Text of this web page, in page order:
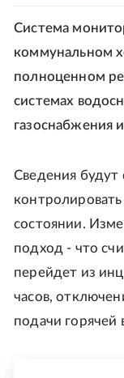
Система
коммунальном
полноценном
системах
газоснабжения
Сведения будут
состоянии.
подход - что
перейдет из
часов,
подачи горячей